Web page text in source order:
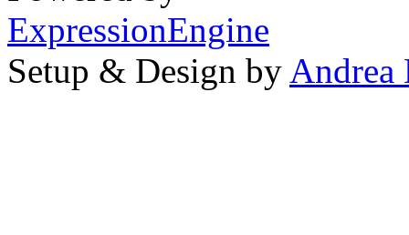
ExpressionEngine
Setup & Design by